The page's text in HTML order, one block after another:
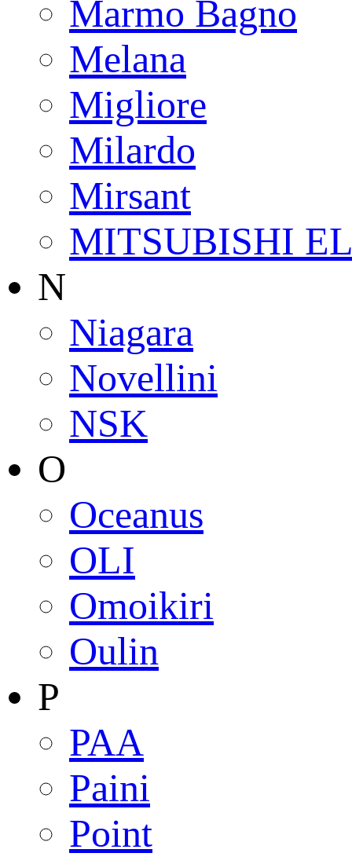
Marmo Bagno
Melana
Migliore
Milardo
Mirsant
MITSUBISHI
N
Niagara
Novellini
NSK
O
Oceanus
OLI
Omoikiri
Oulin
P
PAA
Paini
Point